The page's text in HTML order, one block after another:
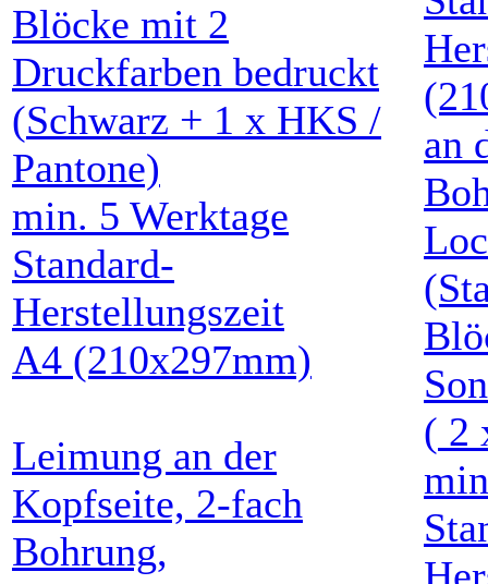
Blöcke mit 2
Druckfarben bedruckt
(Schwarz + 1 x HKS /
Pantone)
min. 5 Werktage
Standard-
Herstellungszeit
A4 (210x297mm)
Leimung an der
Kopfseite, 2-fach
Bohrung,
( 2